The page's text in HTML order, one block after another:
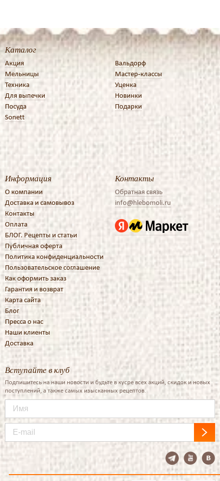
Каталог
Акция
Мельницы
Техника
Для выпечки
Посуда
Sonett
Вальдорф
Мастер-классы
Уценка
Новинки
Подарки
Информация
О компании
Доставка и самовывоз
Контакты
Оплата
БЛОГ. Рецепты и статьи
Публичная оферта
Политика конфиденциальности
Пользовательское соглашение
Как оформить заказ
Гарантия и возврат
Карта сайта
Блог
Пресса о нас
Наши клиенты
Доставка
Контакты
Обратная связь
info@hlebomoli.ru
Вступайте в клуб
Подпишитесь на наши новости и будьте в кусре всех акций, скидок и новых
поступлений, а также самых изысканных рецептов.